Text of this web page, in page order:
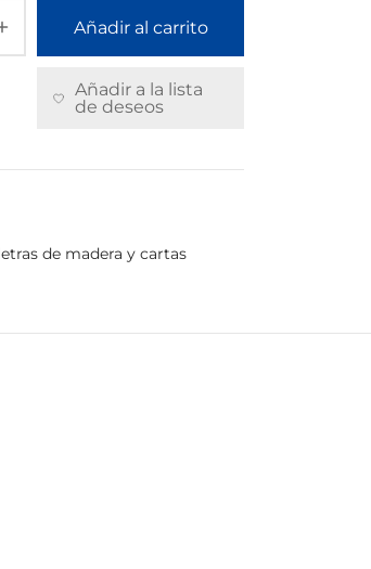
Añadir al carrito
Añadir a la lista
de deseos
de madera y cartas